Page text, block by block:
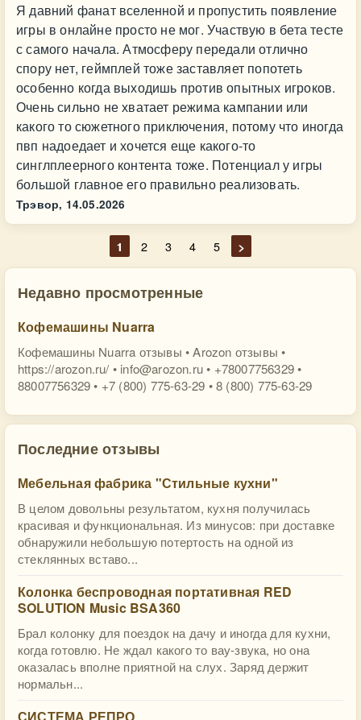
Я давний фанат вселенной и пропустить появление
игры в онлайне просто не мог. Участвую в бета тесте
с самого начала. Атмосферу передали отлично
спору нет, геймплей тоже заставляет попотеть
особенно когда выходишь против опытных игроков.
Очень сильно не хватает режима кампании или
какого то сюжетного приключения, потому что иногда
пвп надоедает и хочется еще какого-то
синглплеерного контента тоже. Потенциал у игры
большой главное его правильно реализовать.
Трэвор, 14.05.2026
1 2 3 4 5 >
Недавно просмотренные
Кофемашины Nuarra
Кофемашины Nuarra отзывы • Arozon отзывы •
https://arozon.ru/ • info@arozon.ru• +78007756329 •
88007756329 • +7 (800) 775-63-29 • 8 (800) 775-63-29
Последние отзывы
Мебельная фабрика "Стильные кухни"
В целом довольны результатом, кухня получилась
красивая и функциональная. Из минусов: при доставке
обнаружили небольшую потертость на одной из
стеклянных вставо...
Колонка беспроводная портативная RED
SOLUTION Music BSA360
Брал колонку для поездок на дачу и иногда для кухни,
когда готовлю. Не ждал какого то вау-звука, но она
оказалась вполне приятной на слух. Заряд держит
нормальн...